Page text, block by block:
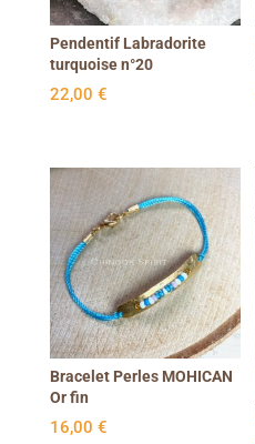
Pendentif Labradorite
turquoise n°20
22,00 €
Bracelet Perles MOHICAN
Or fin
16,00 €